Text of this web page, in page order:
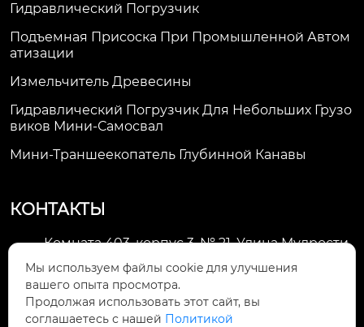
Гидравлический Погрузчик
Подъемная Присоска При Промышленной Автом
Атизации
Измельчитель Древесины
Гидравлический Погрузчик Для Небольших Грузо
Виков Мини-Самосвал
Мини-Траншеекопатель Глубинной Канавы
КОНТАКТЫ
Комната 403, корпус 3, № 21, Улица Мудрости,
Зона экономического развития Хуэйшань,
город Уси
li@futaogroup.com
Мы используем файлы cookie для улучшения
вашего опыта просмотра.
Продолжая использовать этот сайт, вы
соглашаетесь с нашей Политикой